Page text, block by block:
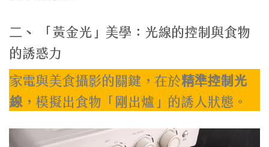
二、 「黃金光」美學：光線的控制與食物
的誘惑力
家電與美食攝影的關鍵，在於精準控制光
線，模擬出食物「剛出爐」的誘人狀態。